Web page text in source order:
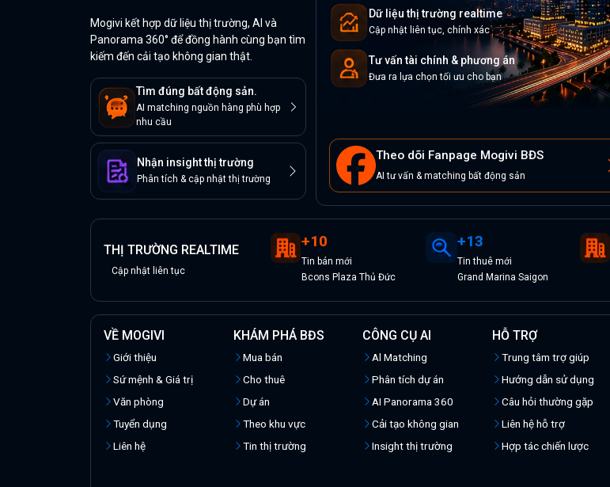
Mogivi kết hợp dữ liệu thị trường, AI và
Panorama 360° để đồng hành cùng bạn tìm
kiếm đến cải tạo không gian thật.
Tìm đúng bất động sản.
AI matching nguồn hàng phù hợp
nhu cầu
Nhận insight thị trường
Phân tích & cập nhật thị trường
Dữ liệu thị trường realtime
Cập nhật liên tục, chính xác
Tư vấn tài chính & phương án
Đưa ra lựa chọn tối ưu cho bạn
Theo dõi Fanpage Mogivi BĐS
AI tư vấn & matching bất động sản
THỊ TRƯỜNG REALTIME
Cập nhật liên tục
+10
Tin bán mới
Bcons Plaza Thủ Đức
+13
Tinthuê mới
Grand Marina Saigon
VỀ MOGIVI
Giới thiệu
Sứ mệnh & Giá trị
Văn phòng
Tuyển dụng
Liên hệ
KHÁM PHÁ BĐS
Mua bán
Cho thuê
Dự án
Theo khu vực
Tin thị trường
CÔNG CỤ AI
Al Matching
Phân tích dự án
AI Panorama 360
Cải tạo không gian
Insight thị trường
HỖ TRỢ
Trung tâm trợ giúp
Hướng dẫn sử dụng
Câu hỏi thường gặp
Liên hệ hỗ trợ
Hợp tác chiến lược